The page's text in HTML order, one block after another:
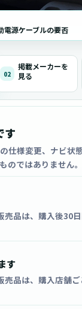
電源ケーブルの要否
02
掲載メーカーを
見る
す
仕様変更、ナビ状
のではありません。
品は、購入後30
す
品は、購入店舗